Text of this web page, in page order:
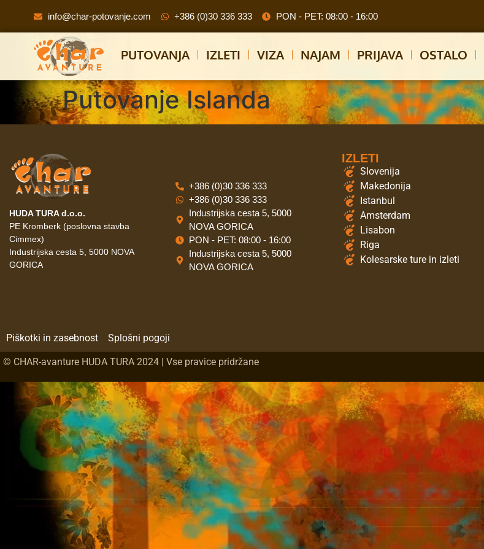
info@char-potovanje.com +386 (0)30 336 333 PON - PET: 08:00 - 16:00
PUTOVANJA IZLETI VIZA NAJAM PRIJAVA OSTALO
Putovanje Islanda
HUDA TURA d.o.o.
PE Kromberk (poslovna stavba
Cimmex)
Industrijska cesta 5, 5000 NOVA
GORICA
+386 (0)30 336 333
+386 (0)30 336 333
Industrijska cesta 5, 5000
NOVA GORICA
PON - PET: 08:00 - 16:00
Industrijska cesta 5, 5000
NOVA GORICA
IZLETI
Slovenija
Makedonija
Istanbul
Amsterdam
Lisabon
Riga
Kolesarske ture in izleti
Piškotki in zasebnost Splošni pogoji
© CHAR-avanture HUDA TURA 2024 | Vse pravice pridržane